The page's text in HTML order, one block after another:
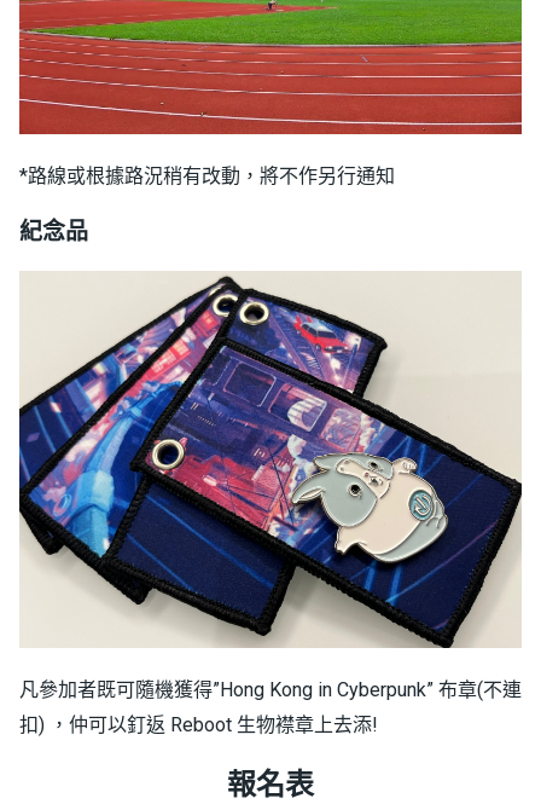
*路線或根據路況稍有改動，將不作另行通知
紀念品
凡參加者既可隨機獲得”Hong Kong in Cyberpunk” 布章(不連
扣) ，仲可以釘返 Reboot 生物襟章上去添!
報名表